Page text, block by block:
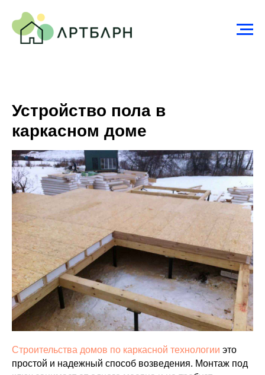
Устройство пола в
каркасном доме
Строительства домов по каркасной технологии это
простой и надежный способ возведения. Монтаж под